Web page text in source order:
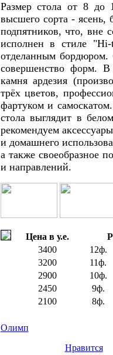
Размер стола от 8 до
высшего сорта - ясень,
подпятников, что, вне
исполнен в стиле
отделанным бордюром.
совершенство форм. В
камня ардезия
трёх цветов,
фартуком и
стола выглядит в
рекомендуем
и домашнего
а также своеобразное
и направлений.
Цена в у.е.
3400
12ф.
3200
11ф.
2900
10ф.
2450
9ф.
2100
8ф.
Олимп
Нравится